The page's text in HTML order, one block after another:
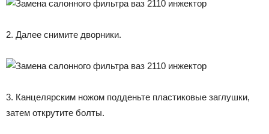
2. Далее снимите дворники.
3. Канцелярским ножом подденьте пластиковые заглушки,
затем открутите болты.